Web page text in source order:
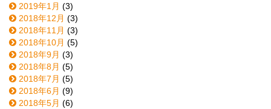
2019年1月 (3)
2018年12月 (3)
2018年11月 (3)
2018年10月 (5)
2018年9月 (3)
2018年8月 (5)
2018年7月 (5)
2018年6月 (9)
2018年5月 (6)